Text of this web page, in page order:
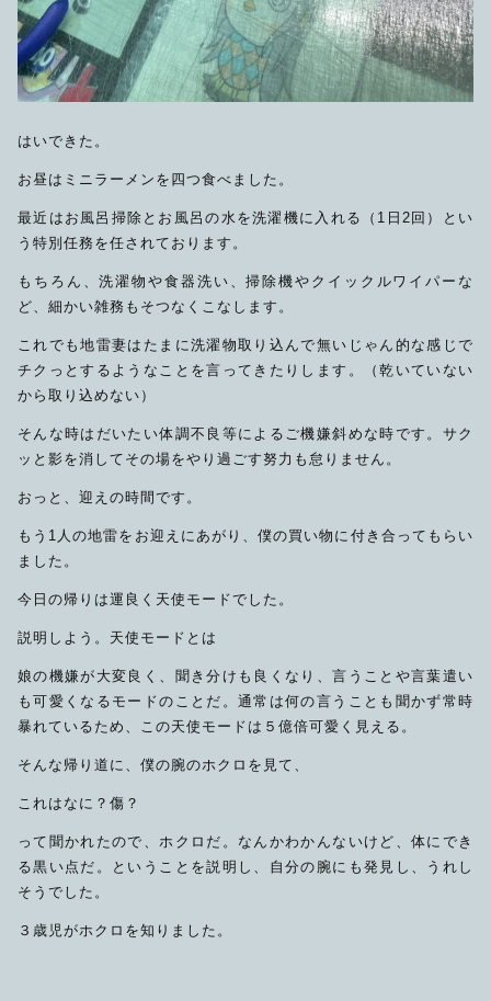
はいできた。
お昼はミニラーメンを四つ食べました。
最近はお風呂掃除とお風呂の水を洗濯機に入れる（1日2回）とい
う特別任務を任されております。
もちろん、洗濯物や食器洗い、掃除機やクイックルワイパーな
ど、細かい雑務もそつなくこなします。
これでも地雷妻はたまに洗濯物取り込んで無いじゃん的な感じで
チクっとするようなことを言ってきたりします。（乾いていない
から取り込めない）
そんな時はだいたい体調不良等によるご機嫌斜めな時です。サク
ッと影を消してその場をやり過ごす努力も怠りません。
おっと、迎えの時間です。
もう1人の地雷をお迎えにあがり、僕の買い物に付き合ってもらい
ました。
今日の帰りは運良く天使モードでした。
説明しよう。天使モードとは
娘の機嫌が大変良く、聞き分けも良くなり、言うことや言葉遣い
も可愛くなるモードのことだ。通常は何の言うことも聞かず常時
暴れているため、この天使モードは５億倍可愛く見える。
そんな帰り道に、僕の腕のホクロを見て、
これはなに？傷？
って聞かれたので、ホクロだ。なんかわかんないけど、体にでき
る黒い点だ。ということを説明し、自分の腕にも発見し、うれし
そうでした。
３歳児がホクロを知りました。